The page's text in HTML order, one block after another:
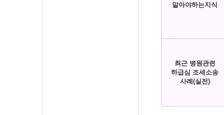
알아야하는지식
최근 병원관련
하급심 조세소송
사례(실전)